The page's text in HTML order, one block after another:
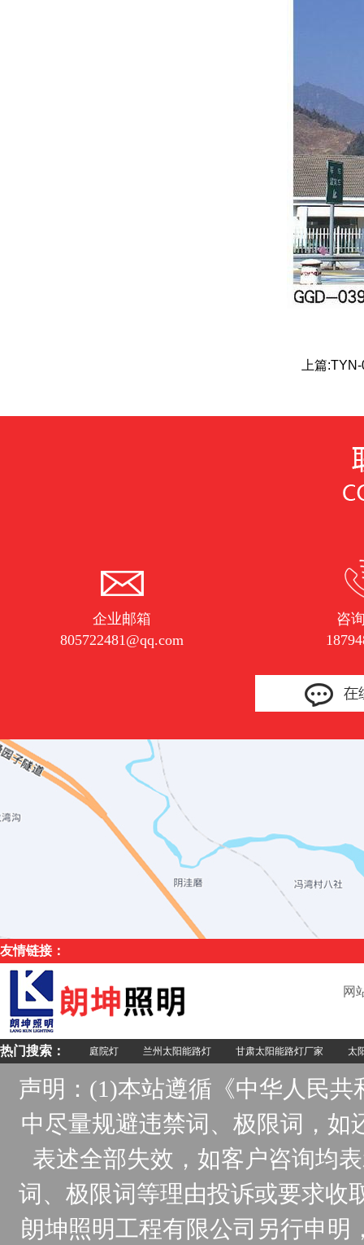
上篇:TYN-
企业邮箱
805722481@qq.com
咨
友情链接：
网
热门搜索： 庭院灯 兰州太阳能路灯 甘肃太阳能路灯厂家 太
声明：(1)本站遵循《中华人民
中尽量规避违禁词、极限词，
表述全部失效，如客户咨询均
词、极限词等理由投诉或要求收
朗坤照明工程有限公司另行申